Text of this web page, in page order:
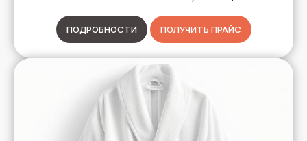
ПОДРОБНОСТИ ПОЛУЧИТЬ ПРАЙС